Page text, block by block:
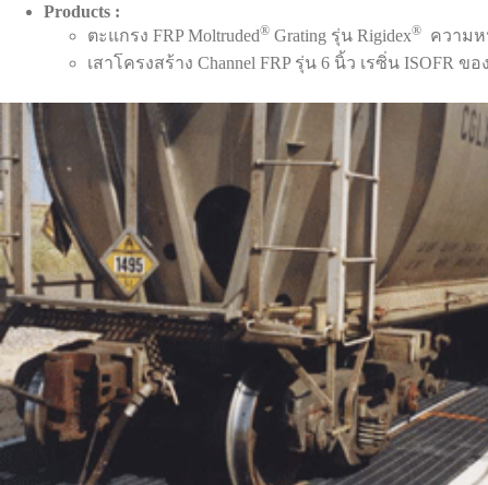
Products :
ตะแกรง FRP Moltruded® Grating รุ่น Rigidex®
ความห
เสาโครงสร้าง Channel FRP รุ่น 6 นิ้ว เรซิ่น ISOFR ขอ